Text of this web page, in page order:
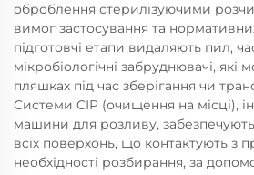
оброблення стерилізуючими
вимог застосування та
підготовчі етапи видаляють пил,
мікробіологічні забруднювачі, які
пляшках під час зберігання чи
Системи CIP (очищення на місці),
машини для розливу,
всіх поверхонь, що контактують з
необхідності розбирання, за